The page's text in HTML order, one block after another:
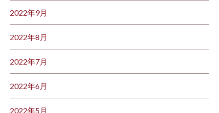
2022年9月
2022年8月
2022年7月
2022年6月
2022年5月